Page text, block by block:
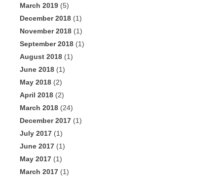
March 2019 (5)
December 2018 (1)
November 2018 (1)
September 2018 (1)
August 2018 (1)
June 2018 (1)
May 2018 (2)
April 2018 (2)
March 2018 (24)
December 2017 (1)
July 2017 (1)
June 2017 (1)
May 2017 (1)
March 2017 (1)